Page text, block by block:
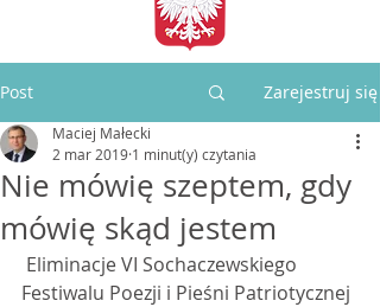
Post Zarejestruj się
Nie mówię szeptem, gdy
mówię skąd jestem
Maciej Małecki
2 mar 2019 1 minut(y) czytania
Festiwalu Poezji i Pieśni Patriotycznej